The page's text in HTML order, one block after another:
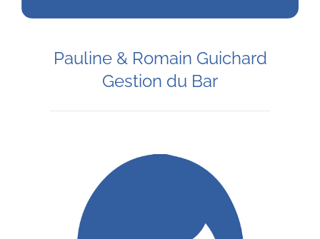
Pauline & Romain Guichard
Gestion du Bar